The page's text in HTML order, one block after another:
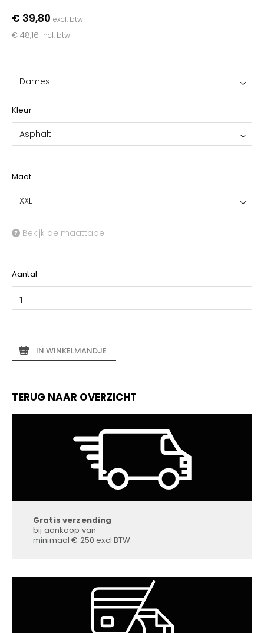
€ 39,80 excl. btw
€ 48,16 incl. btw
Dames
Kleur
Asphalt
Maat
XXL
Bekijk de maattabel
Aantal
IN WINKELMANDJE
TERUG NAAR OVERZICHT
Gratis verzending
bij aankoop van
minimaal € 250 excl BTW.